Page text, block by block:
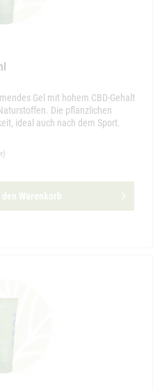
Gel mit hohem CBD-Gehalt
Die pflanzlichen
ideal auch nach dem Sport.
den Warenkorb